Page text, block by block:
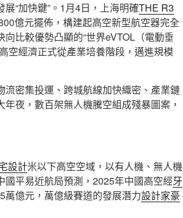
“加快鍵”。1月4日，上海明確THE R3
億元擺佈，構建起高空新型航空器完全
比較優勢凸顯的“世界eVTOL（電動垂
空經濟正式從產業培養階段，邁進規模
密集投運、跨城航線加快織密、產業鏈
夜，數百架無人機騰空組成殘暴圖案，
設計米以下高空空域，以有人機、無人機
平易近航局預測，2025年中國高空經牙
億元，萬億級賽道的發展潛力設計家豪